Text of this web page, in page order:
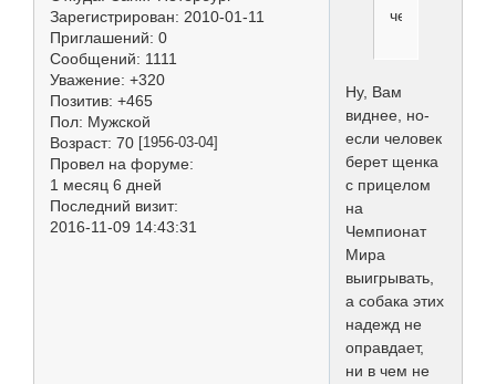
Зарегистрирован: 2010-01-11
Приглашений: 0
Сообщений: 1111
Уважение: +320
Позитив: +465
Пол: Мужской
Возраст: 70 [1956-03-04]
Провел на форуме:
1 месяц 6 дней
Последний визит:
2016-11-09 14:43:31
человек
Ну, Вам
виднее, но-
если человек
берет щенка
с прицелом
на
Чемпионат
Мира
выигрывать,
а собака этих
надежд не
оправдает,
ни в чем не